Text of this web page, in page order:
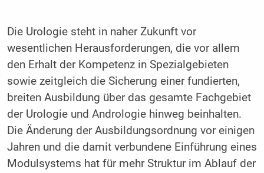
Die Urologie steht in naher Zukunft vor
wesentlichen Herausforderungen, die vor allem
den Erhalt der Kompetenz in Spezialgebieten
sowie zeitgleich die Sicherung einer fundierten,
breiten Ausbildung über das gesamte Fachgebiet
der Urologie und Andrologie hinweg beinhalten.
Die Änderung der Ausbildungsordnung vor einigen
Jahren und die damit verbundene Einführung eines
Modulsystems hat für mehr Struktur im Ablauf der